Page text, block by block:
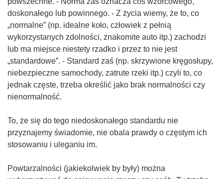
doskonałego lub powinnego. - Z życia wiemy, że to, co
„normalne” (np. idealne koło, człowiek z pełnią
wykorzystanych zdolności, znakomite auto itp.) zachodzi
lub ma miejsce niestety rzadko i przez to nie jest
„standardowe”. - Standard zaś (np. skrzywione kręgosłupy,
niebezpieczne samochody, zatrute rzeki itp.) czyli to, co
jednak częste, trzeba określić jako brak normalności czy
nienormalność.
To, że się do tego niedoskonałego standardu nie
przyznajemy świadomie, nie obala prawdy o częstym ich
stosowaniu i uleganiu im.
Powtarzalności (jakiekolwiek by były) można